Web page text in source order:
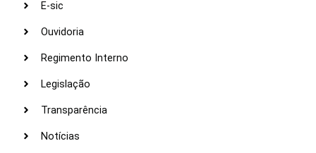
E-sic
Ouvidoria
Regimento Interno
Legislação
Transparência
Notícias